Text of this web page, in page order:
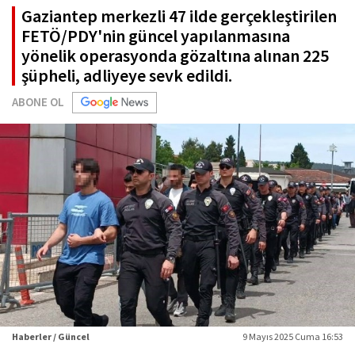
Gaziantep merkezli 47 ilde gerçekleştirilen
FETÖ/PDY'nin güncel yapılanmasına
yönelik operasyonda gözaltına alınan 225
şüpheli, adliyeye sevk edildi.
ABONE OL
Haberler / Güncel 9 Mayıs 2025 Cuma 16:53